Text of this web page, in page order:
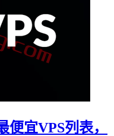
便宜VPS列表，